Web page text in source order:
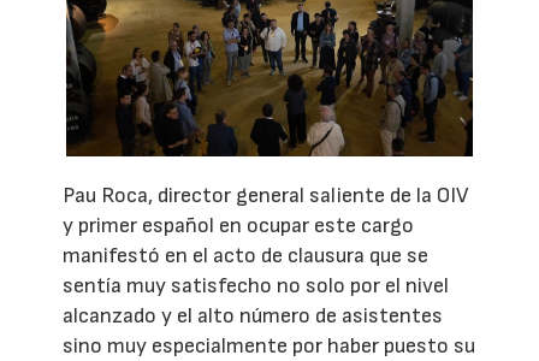
Pau Roca, director general saliente de la OIV
y primer español en ocupar este cargo
manifestó en el acto de clausura que se
sentía muy satisfecho no solo por el nivel
alcanzado y el alto número de asistentes
sino muy especialmente por haber puesto su